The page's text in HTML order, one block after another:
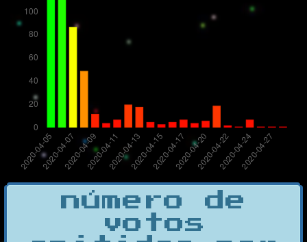
número de
votos